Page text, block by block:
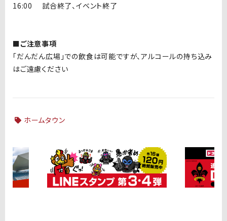
16:00
試合終了、イベント終了
■ご注意事項
「だんだん広場」での飲食は可能ですが、アルコールの持ち込み
はご遠慮ください
ホームタウン